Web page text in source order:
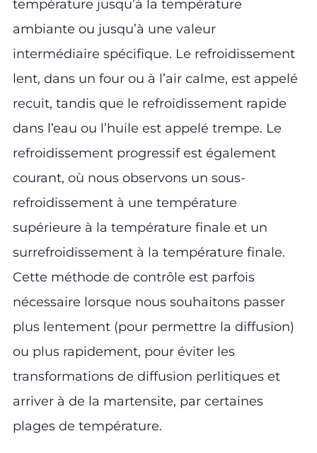
température jusqu’à la température
ambiante ou jusqu’à une valeur
intermédiaire spécifique. Le refroidissement
lent, dans un four ou à l’air calme, est appelé
recuit, tandis que le refroidissement rapide
dans l’eau ou l’huile est appelé trempe. Le
refroidissement progressif est également
courant, où nous observons un sous-
refroidissement à une température
supérieure à la température finale et un
surrefroidissement à la température finale.
Cette méthode de contrôle est parfois
nécessaire lorsque nous souhaitons passer
plus lentement (pour permettre la diffusion)
ou plus rapidement, pour éviter les
transformations de diffusion perlitiques et
arriver à de la martensite, par certaines
plages de température.